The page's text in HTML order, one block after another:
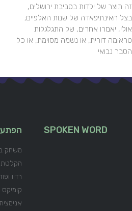
זה תוצר של ילדות בסביבת ירושלים,
בצל האינתיפאדה של שנות האלפיים;
אולי, יאמרו אחרים, של התגלגלות
טראומה דורית, או נשמה מסוימת, או כל
הסבר נבואי
SPOKEN WORD
משחק
הקלטת
רדיו
קומיקס
אנימציה